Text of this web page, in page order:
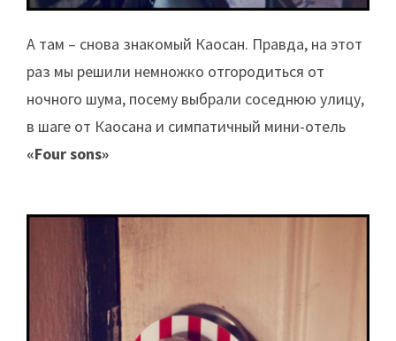
А там – снова знакомый Каосан. Правда, на этот
раз мы решили немножко отгородиться от
ночного шума, посему выбрали соседнюю улицу,
в шаге от Каосана и симпатичный мини-отель
«Four sons»